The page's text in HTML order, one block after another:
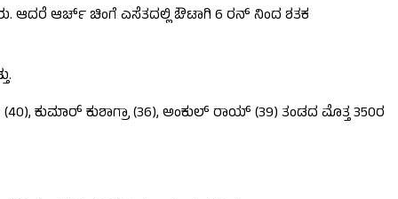
ಆದರೆ ಆರ್ಚ್ ಚಿಂಗೆ ಎಸೆತದಲ್ಲಿ ಔಟಾಗಿ 6 ರನ್ ನಿಂದ ಶತಕ
ಕುಮಾರ್ ಕುಶಾಗ್ರಾ (36), ಅಂಕುಲ್ ರಾಯ್ (39) ತಂಡದ ಮೊತ್ತ 350ರ